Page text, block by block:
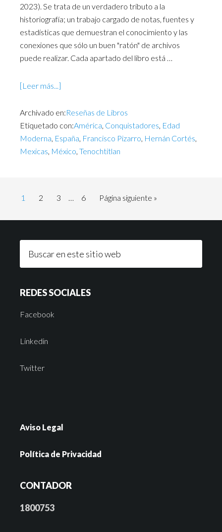
2023). Se trata de un verdadero tributo a la
historiografía; un trabajo cargado de notas, fuentes y
estadísticas que demuestran el conocimiento y las
conexiones que sólo un buen "ratón" de archivos
puede realizar. Cada apartado del libro está …
[Leer más...]
Archivado en:Reseñas de Libros
Etiquetado con:América, Conquistadores, Edad
Moderna, España, Francisco Pizarro, Hernán Cortés,
Mexicas, México, Tenochtitlan
1 2 3 … 6 Página siguiente »
REDES SOCIALES
Facebook
Linkedin
Twitter
Aviso Legal
Política de Privacidad
CONTADOR
1800753